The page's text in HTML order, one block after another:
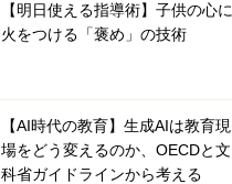
【明日使える指導術】子供の心に
火をつける「褒め」の技術
【AI時代の教育】生成AIは教育現
場をどう変えるのか、OECDと文
科省ガイドラインから考える